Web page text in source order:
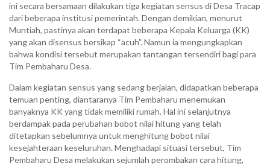
ini secara bersamaan dilakukan tiga kegiatan sensus di Desa Tracap
dari beberapa institusi pemerintah. Dengan demikian, menurut
Muntiah, pastinya akan terdapat beberapa Kepala Keluarga (KK)
yang akan disensus bersikap “acuh”. Namun ia mengungkapkan
bahwa kondisi tersebut merupakan tantangan tersendiri bagi para
Tim Pembaharu Desa.
Dalam kegiatan sensus yang sedang berjalan, didapatkan beberapa
temuan penting, diantaranya Tim Pembaharu menemukan
banyaknya KK yang tidak memiliki rumah. Hal ini selanjutnya
berdampak pada perubahan bobot nilai hitung yang telah
ditetapkan sebelumnya untuk menghitung bobot nilai
kesejahteraan keseluruhan. Menghadapi situasi tersebut, Tim
Pembaharu Desa melakukan sejumlah perombakan cara hitung,